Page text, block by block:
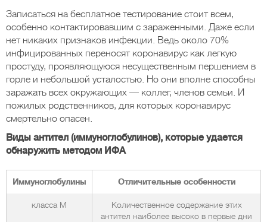
Записаться на бесплатное тестирование стоит всем,
особенно контактировавшим с зараженными. Даже если
нет никаких признаков инфекции. Ведь около 70%
инфицированных переносят коронавирус как легкую
простуду, проявляющуюся несущественным першением в
горле и небольшой усталостью. Но они вполне способны
заражать всех окружающих — коллег, членов семьи. И
пожилых родственников, для которых коронавирус
смертельно опасен.
Виды антител (иммуноглобулинов), которые удается
обнаружить методом ИФА
Иммуноглобулины Отличительные особенности
класса М
Количественное содержание этих
антител наиболее высоко в первые дни